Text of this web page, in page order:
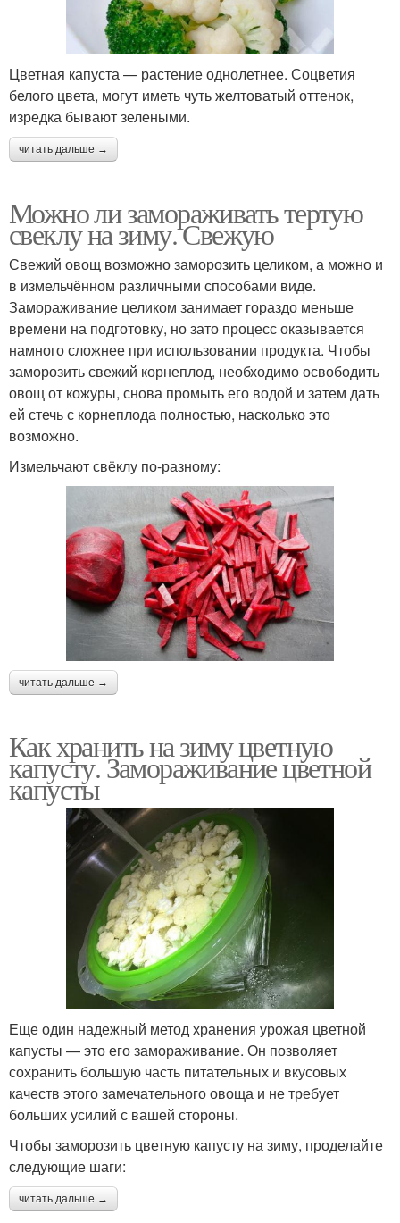
Цветная капуста — растение однолетнее. Соцветия
белого цвета, могут иметь чуть желтоватый оттенок,
изредка бывают зелеными.
читать дальше →
Можно ли замораживать тертую
свеклу на зиму. Свежую
Свежий овощ возможно заморозить целиком, а можно и
в измельчённом различными способами виде.
Замораживание целиком занимает гораздо меньше
времени на подготовку, но зато процесс оказывается
намного сложнее при использовании продукта. Чтобы
заморозить свежий корнеплод, необходимо освободить
овощ от кожуры, снова промыть его водой и затем дать
ей стечь с корнеплода полностью, насколько это
возможно.
Измельчают свёклу по-разному:
читать дальше →
Как хранить на зиму цветную
капусту. Замораживание цветной
капусты
Еще один надежный метод хранения урожая цветной
капусты — это его замораживание. Он позволяет
сохранить большую часть питательных и вкусовых
качеств этого замечательного овоща и не требует
больших усилий с вашей стороны.
Чтобы заморозить цветную капусту на зиму, проделайте
следующие шаги:
читать дальше →